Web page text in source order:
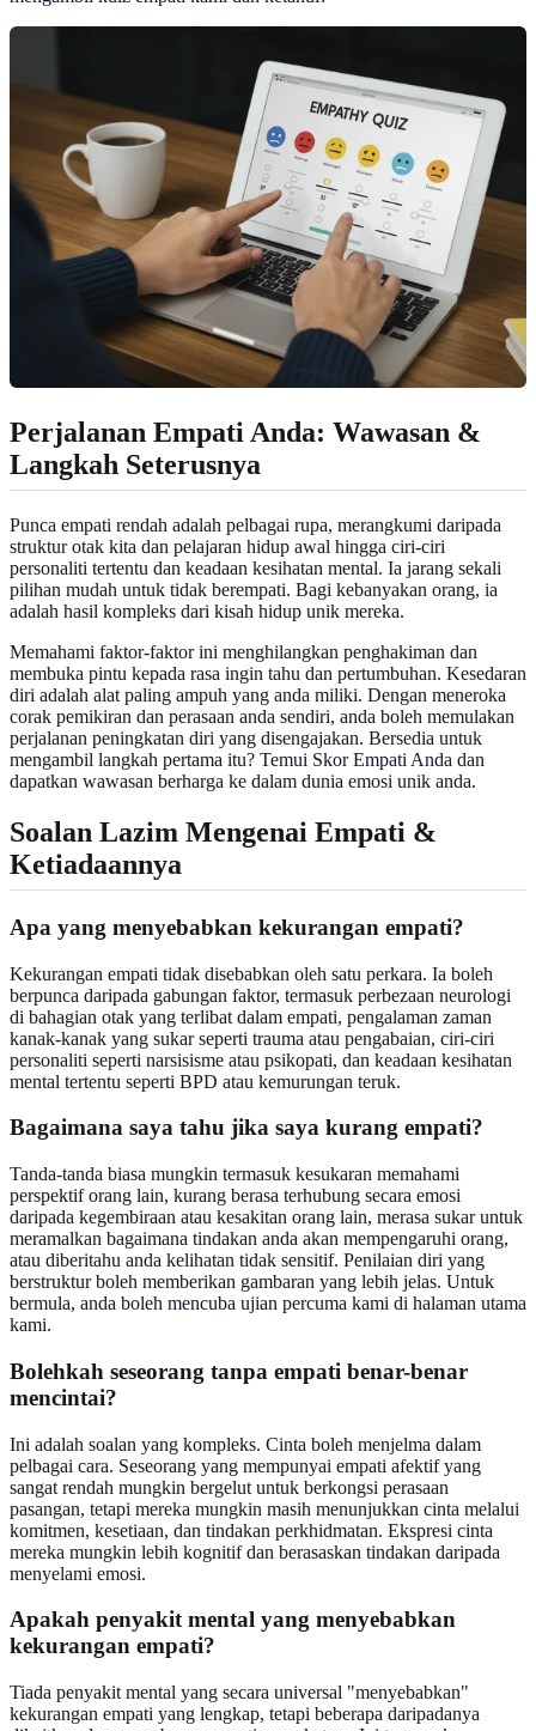
Perjalanan Empati Anda: Wawasan &
Langkah Seterusnya
Punca empati rendah adalah pelbagai rupa, merangkumi daripada
struktur otak kita dan pelajaran hidup awal hingga ciri-ciri
personaliti tertentu dan keadaan kesihatan mental. Ia jarang sekali
pilihan mudah untuk tidak berempati. Bagi kebanyakan orang, ia
adalah hasil kompleks dari kisah hidup unik mereka.
Memahami faktor-faktor ini menghilangkan penghakiman dan
membuka pintu kepada rasa ingin tahu dan pertumbuhan. Kesedaran
diri adalah alat paling ampuh yang anda miliki. Dengan meneroka
corak pemikiran dan perasaan anda sendiri, anda boleh memulakan
perjalanan peningkatan diri yang disengajakan. Bersedia untuk
mengambil langkah pertama itu? Temui Skor Empati Anda dan
dapatkan wawasan berharga ke dalam dunia emosi unik anda.
Soalan Lazim Mengenai Empati &
Ketiadaannya
Apa yang menyebabkan kekurangan empati?
Kekurangan empati tidak disebabkan oleh satu perkara. Ia boleh
berpunca daripada gabungan faktor, termasuk perbezaan neurologi
di bahagian otak yang terlibat dalam empati, pengalaman zaman
kanak-kanak yang sukar seperti trauma atau pengabaian, ciri-ciri
personaliti seperti narsisisme atau psikopati, dan keadaan kesihatan
mental tertentu seperti BPD atau kemurungan teruk.
Bagaimana saya tahu jika saya kurang empati?
Tanda-tanda biasa mungkin termasuk kesukaran memahami
perspektif orang lain, kurang berasa terhubung secara emosi
daripada kegembiraan atau kesakitan orang lain, merasa sukar untuk
meramalkan bagaimana tindakan anda akan mempengaruhi orang,
atau diberitahu anda kelihatan tidak sensitif. Penilaian diri yang
berstruktur boleh memberikan gambaran yang lebih jelas. Untuk
bermula, anda boleh mencuba ujian percuma kami di halaman utama
kami.
Bolehkah seseorang tanpa empati benar-benar
mencintai?
Ini adalah soalan yang kompleks. Cinta boleh menjelma dalam
pelbagai cara. Seseorang yang mempunyai empati afektif yang
sangat rendah mungkin bergelut untuk berkongsi perasaan
pasangan, tetapi mereka mungkin masih menunjukkan cinta melalui
komitmen, kesetiaan, dan tindakan perkhidmatan. Ekspresi cinta
mereka mungkin lebih kognitif dan berasaskan tindakan daripada
menyelami emosi.
Apakah penyakit mental yang menyebabkan
kekurangan empati?
Tiada penyakit mental yang secara universal "menyebabkan"
kekurangan empati yang lengkap, tetapi beberapa daripadanya